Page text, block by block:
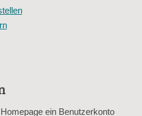
ob Sie ein menschlicher
stehen
Homepage ein Benutzerkonto